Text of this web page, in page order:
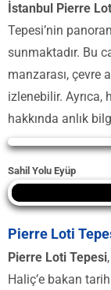
İstanbul Pierre
Tepesi’nin
sunmaktadır. Bu
manzarası, çevre
izlenebilir.
hakkında anlık
Yayın Yükleniyor...
Sahil Yolu Eyüp
Pierre Loti
Pierre Loti Tepesi
Haliç’e bakan